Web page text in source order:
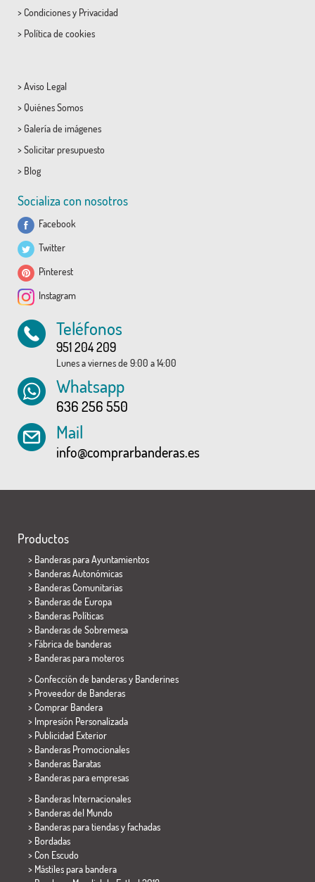
> Condicionesy Privacidad
> Política de cookies
> Aviso Legal
> Quiénes Somos
> Galería de imágenes
> Solicitar presupuesto
> Blog
Socializa con nosotros
Facebook
Twitter
Pinterest
Instagram
Teléfonos
951 204 209
Lunes a viernes de 9:00 a 14:00
Whatsapp
636 256 550
Mail
info@comprarbanderas.es
Productos
> Banderas para Ayuntamientos
> Banderas Autonómicas
> Banderas Comunitarias
> Banderas de Europa
> Banderas Políticas
> Banderas de Sobremesa
> Fábrica de banderas
> Banderas para moteros
> Confección de banderas y Banderines
> Proveedor de Banderas
> Comprar Bandera
> Impresión Personalizada
> Publicidad Exterior
> Banderas Promocionales
> Banderas Baratas
> Banderas para empresas
> Banderas Internacionales
> Banderas del Mundo
> Banderas para tiendas y fachadas
> Bordadas
> Con Escudo
> Mástiles para bandera